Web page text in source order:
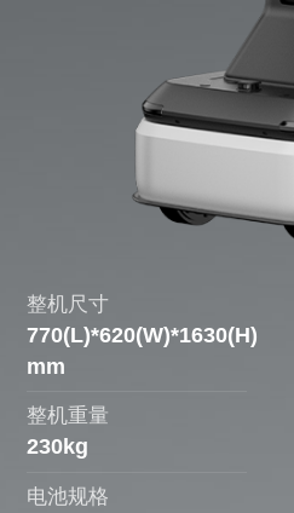
整机尺寸
770(L)*620(W)*1630(H)
mm
整机重量
230kg
电池规格